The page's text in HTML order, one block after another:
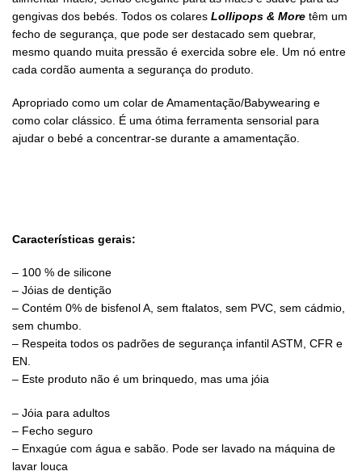
gengivas dos bebés. Todos os colares Lollipops & More têm um
fecho de segurança, que pode ser destacado sem quebrar,
mesmo quando muita pressão é exercida sobre ele. Um nó entre
cada cordão aumenta a segurança do produto.
Apropriado como um colar de Amamentação/Babywearing e
como colar clássico. É uma ótima ferramenta sensorial para
ajudar o bebé a concentrar-se durante a amamentação.
Características gerais:
– 100 % de silicone
– Jóias de dentição
– Contém 0% de bisfenol A, sem ftalatos, sem PVC, sem cádmio,
sem chumbo.
– Respeita todos os padrões de segurança infantil ASTM, CFR e
EN.
– Este produto não é um brinquedo, mas uma jóia
– Jóia para adultos
– Fecho seguro
– Enxagúe com água e sabão. Pode ser lavado na máquina de
lavar louça